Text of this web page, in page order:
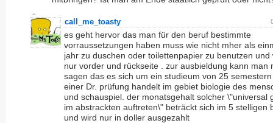
call_me_toasty
es geht hervor das man für den beruf bestimmte
vorraussetzungen haben muss wie nicht mher als
jahr zu duschen oder toilettenpapier zu benutzen und
nur vorder und rückseite . zur ausbieldung kann man
sagen das es sich um ein studieum von 25
einer Dr. prüfung handelt im gebiet biologie des
und schauspiel. der monatsgehalt solcher \"universal
im abstrackten auftreten\" beträckt sich im 5 stelligen
und wird nur in doller ausgezahlt